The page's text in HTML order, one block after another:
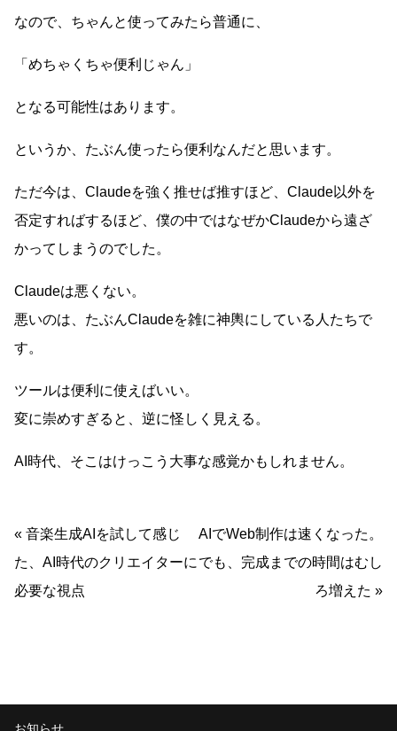
なので、ちゃんと使ってみたら普通に、
「めちゃくちゃ便利じゃん」
となる可能性はあります。
というか、たぶん使ったら便利なんだと思います。
ただ今は、Claudeを強く推せば推すほど、Claude以外を
否定すればするほど、僕の中ではなぜかClaudeから遠ざ
かってしまうのでした。
Claudeは悪くない。
悪いのは、たぶんClaudeを雑に神輿にしている人たちで
す。
ツールは便利に使えばいい。
変に崇めすぎると、逆に怪しく見える。
AI時代、そこはけっこう大事な感覚かもしれません。
« 音楽生成AIを試して感じ
た、AI時代のクリエイターに
必要な視点
AIでWeb制作は速くなった。
でも、完成までの時間はむし
ろ増えた »